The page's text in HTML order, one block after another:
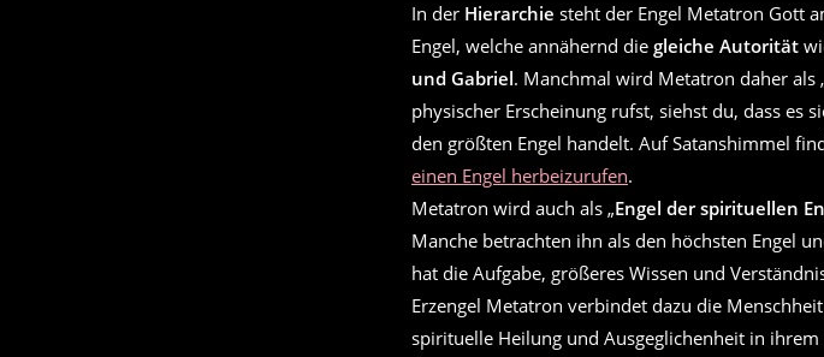
In der Hierarchie steht der Engel Metatron Gott
Engel, welche annähernd die gleiche Autorität
und Gabriel. Manchmal wird Metatron daher als
physischer Erscheinung rufst, siehst du, dass es
den größten Engel handelt. Auf Satanshimmel
einen Engel herbeizurufen.
Metatron wird auch als „Engel der spirituellen
Manche betrachten ihn als den höchsten Engel
hat die Aufgabe, größeres Wissen und
Erzengel Metatron verbindet dazu die
spirituelle Heilung und Ausgeglichenheit in ihrem